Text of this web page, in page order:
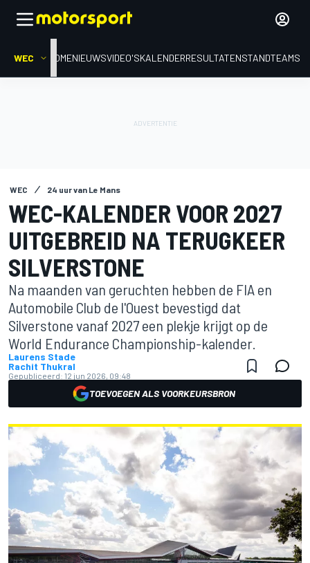
WEC HOMENIEUWSVIDEO'SKALENDERRESULTATENSTANDTEAMS
WEC 24 uur van Le Mans
WEC-KALENDER VOOR 2027
UITGEBREID NA TERUGKEER
SILVERSTONE
Na maanden van geruchten hebben de FIA en
Automobile Club de l'Ouest bevestigd dat
Silverstone vanaf 2027 een plekje krijgt op de
World Endurance Championship-kalender.
Laurens Stade
Rachit Thukral
Gepubliceerd: 12 jun 2026, 09:48
TOEVOEGEN ALS VOORKEURSBRON